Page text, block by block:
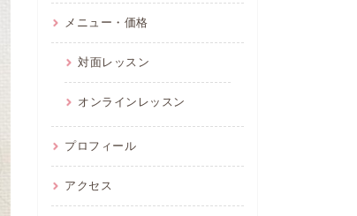
メニュー・価格
対面レッスン
オンラインレッスン
プロフィール
アクセス